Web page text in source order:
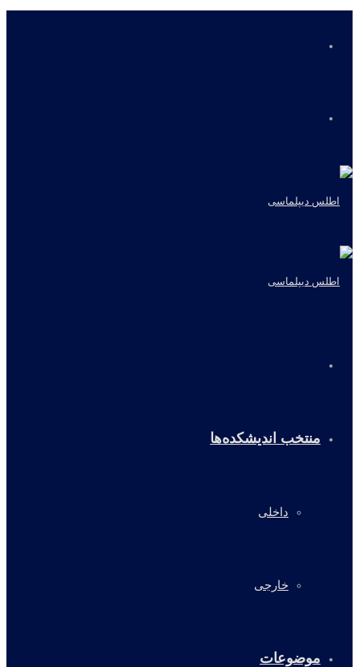
منتخب اندیشکده‌ها
داخلی
خارجی
موضوعات